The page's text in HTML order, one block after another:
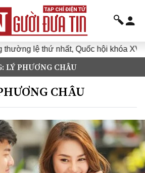
thứ nhất, Quốc hội khóa XVI
LÝ PHƯƠNG CHÂU
CHÂU